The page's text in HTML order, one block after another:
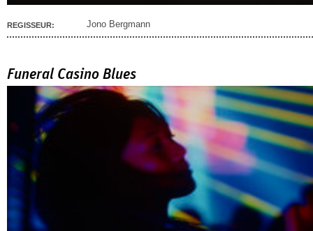
REGISSEUR: Jono Bergmann
Funeral Casino Blues